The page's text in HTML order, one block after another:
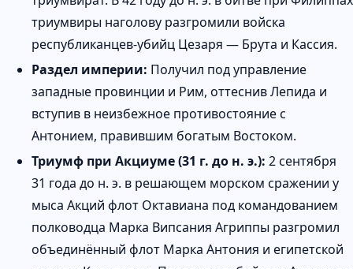
триумвиры наголову разгромили войска
республиканцев-убийц Цезаря — Брута и Кассия.
Раздел империи: Получил под управление
западные провинции и Рим, оттеснив Лепида и
вступив в неизбежное противостояние с
Антонием, правившим богатым Востоком.
Триумф при Акциуме (31 г. до н. э.): 2 сентября
31 года до н. э. в решающем морском сражении у
мыса Акций флот Октавиана под командованием
полководца Марка Випсания Агриппы разгромил
объединённый флот Марка Антония и египетской